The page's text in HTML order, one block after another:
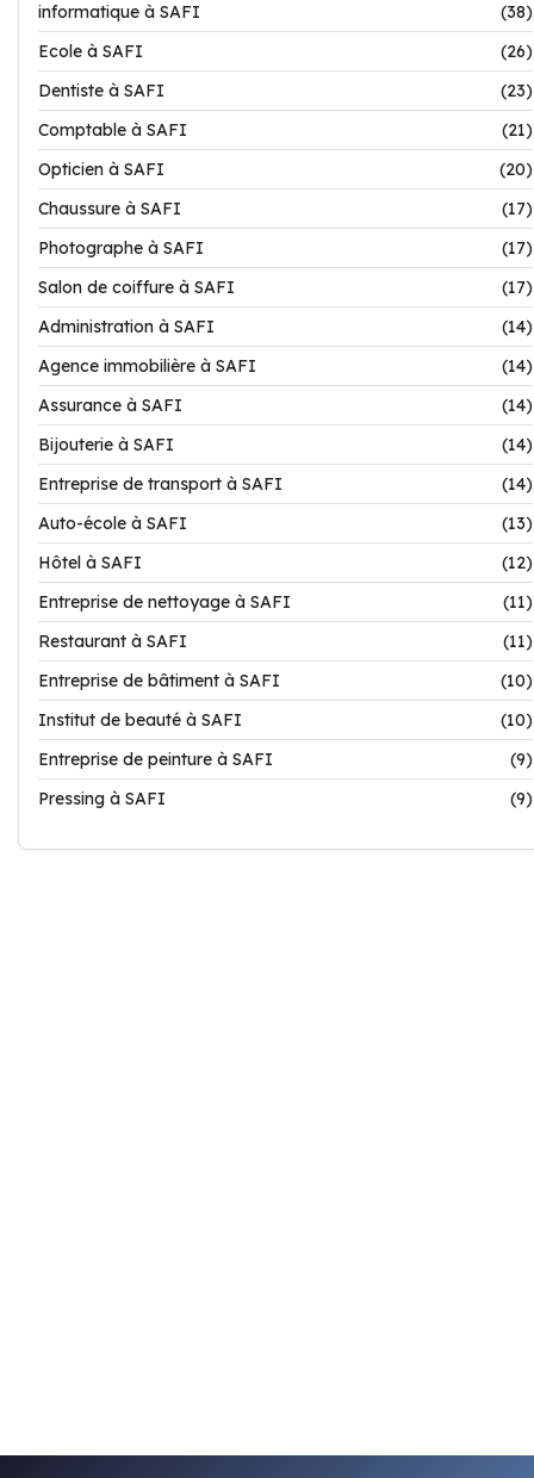
informatique à SAFI
(38)
Ecole à SAFI
(26)
Dentiste à SAFI
(23)
Comptable à SAFI
(21)
Opticien à SAFI
(20)
Chaussure à SAFI
(17)
Photographe à SAFI
(17)
Salon de coiffure à SAFI
(17)
Administration à SAFI
(14)
Agence immobilière à SAFI
(14)
Assurance à SAFI
(14)
Bijouterie à SAFI
(14)
Entreprise de transport à SAFI
(14)
Auto-école à SAFI
(13)
Hôtel à SAFI
(12)
Entreprise de nettoyage à SAFI
(11)
Restaurant à SAFI
(11)
Entreprise de bâtiment à SAFI
(10)
Institut de beauté à SAFI
(10)
Entreprise de peinture à SAFI
(9)
Pressing à SAFI
(9)